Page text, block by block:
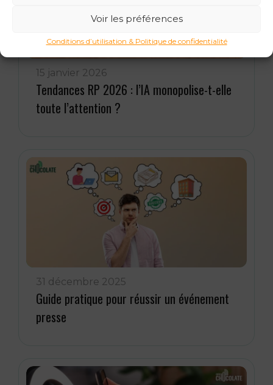
Voir les préférences
Conditions d’utilisation & Politique de confidentialité
15 janvier 2026
Tendances RP 2026 : l’IA monopolise-t-elle
toute l’attention ?
31 décembre 2025
Guide pratique pour réussir un événement
presse